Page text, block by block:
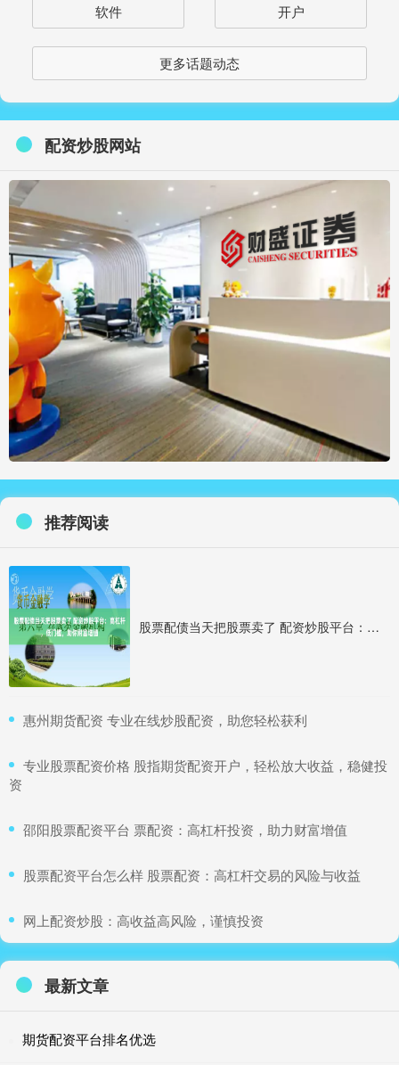
软件 开户
更多话题动态
配资炒股网站
推荐阅读
股票配债当天把股票卖了 配资炒股平台：高杠杆，低门槛，助你财富增值
​惠州期货配资 专业在线炒股配资，助您轻松获利
​专业股票配资价格 股指期货配资开户，轻松放大收益，稳健投
资
​邵阳股票配资平台 票配资：高杠杆投资，助力财富增值
​股票配资平台怎么样 股票配资：高杠杆交易的风险与收益
​网上配资炒股：高收益高风险，谨慎投资
最新文章
期货配资平台排名优选